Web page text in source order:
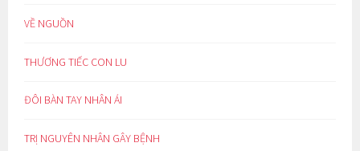
VỀ NGUỒN
THƯƠNG TIẾC CON LU
ĐÔI BÀN TAY NHÂN ÁI
TRỊ NGUYÊN NHÂN GÂY BỆNH